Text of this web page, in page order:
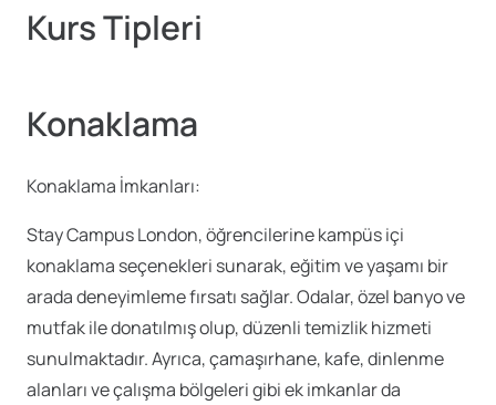
Kurs Tipleri
Konaklama
Konaklama İmkanları:
Stay Campus London, öğrencilerine kampüs içi
konaklama seçenekleri sunarak, eğitim ve yaşamı bir
arada deneyimleme fırsatı sağlar. Odalar, özel banyo ve
mutfak ile donatılmış olup, düzenli temizlik hizmeti
sunulmaktadır. Ayrıca, çamaşırhane, kafe, dinlenme
alanları ve çalışma bölgeleri gibi ek imkanlar da